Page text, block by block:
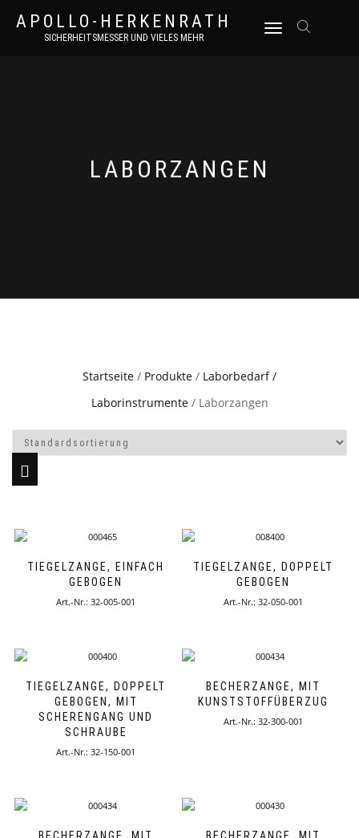
APOLLO-HERKENRATH
SICHERHEITSMESSER UND VIELES MEHR
NAVIGATION
LABORZANGEN
Startseite / Produkte / Laborbedarf /
Laborinstrumente/ Laborzangen
TIEGELZANGE, EINFACH
GEBOGEN
Art.-Nr.: 32-005-001
TIEGELZANGE, DOPPELT
GEBOGEN
Art.-Nr.: 32-050-001
TIEGELZANGE, DOPPELT
GEBOGEN, MIT
SCHERENGANG UND
SCHRAUBE
Art.-Nr.: 32-150-001
BECHERZANGE, MIT
KUNSTSTOFFÜBERZUG
Art.-Nr.: 32-300-001
BECHERZANGE, MIT
BECHERZANGE, MIT